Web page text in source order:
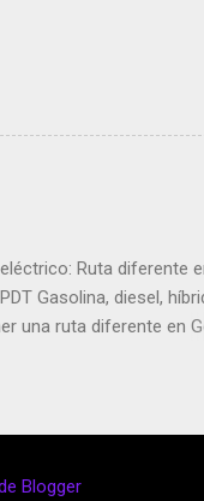
Ruta diferente
Gasolina, diesel,
una ruta diferente en
desarrolladores de
los usuarios reseñas
Blogger